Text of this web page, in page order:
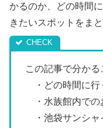
かるのか、どの時間
きたいスポットをま
この記事で分かる
・どの時間に行
・水族館内での
・池袋サンシャ